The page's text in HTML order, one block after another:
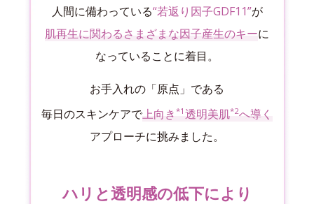
人間に備わっている“若返り因子GDF11”が
肌再生に関わるさまざまな因子産生のキーに
なっていることに着目。
お手入れの「原点」である
毎日のスキンケアで上向き *1 透明美肌*2へ導く
アプローチに挑みました。
ハリと透明感の低下により